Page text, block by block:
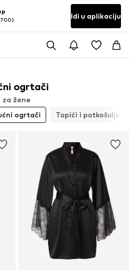
Idi u aplikaciju
ogrtači
za žene
ogrtači Topići i potkošulje